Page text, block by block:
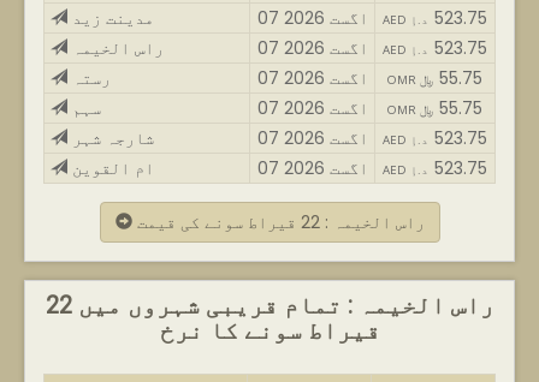
مدینت زید
07 اگست 2026 AED د.إ 523.75
راس الخیمہ
07 اگست 2026 AED د.إ 523.75
رستہ
07 اگست 2026 OMR ﷼ 55.75
سہم
07 اگست 2026 OMR ﷼ 55.75
شارجہ شہر
07 اگست 2026 AED د.إ 523.75
ام القوین
07 اگست 2026 AED د.إ 523.75
راس الخیمہ : 22 قیراط سونے کی قیمت
راس الخیمہ : تمام قریبی شہروں میں 22
قیراط سونے کا نرخ